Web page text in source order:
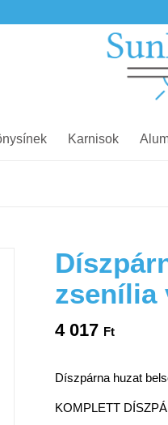
Karnisok
zsenília
4 017 Ft
Díszpárna huzat
KOMPLETT